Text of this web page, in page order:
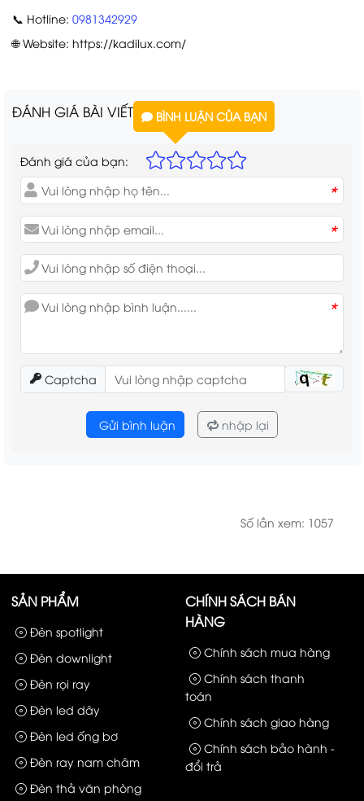
📞 Hotline: 0981342929
🌐 Website: https://kadilux.com/
ĐÁNH GIÁ BÀI VIẾT BÌNH LUẬN CỦA BẠN
Đánh giá của bạn:
*
*
*
Captcha
Gửi bình luận nhập lại
Số lần xem: 1057
SẢN PHẨM
Đèn spotlight
Đèn downlight
Đèn rọi ray
Đèn led dây
Đèn led ống bơ
Đèn ray nam châm
Đèn thả văn phòng
CHÍNH SÁCH BÁN
HÀNG
Chính sách mua hàng
Chính sách thanh
toán
Chính sách giao hàng
Chính sách bảo hành -
đổi trả